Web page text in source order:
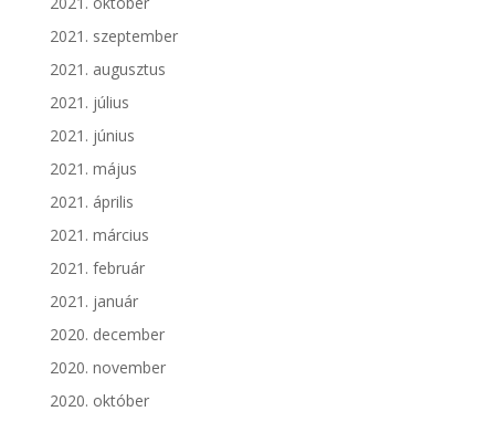
2021. szeptember
2021. augusztus
2021. július
2021. június
2021. május
2021. április
2021. március
2021. február
2021. január
2020. december
2020. november
2020. október